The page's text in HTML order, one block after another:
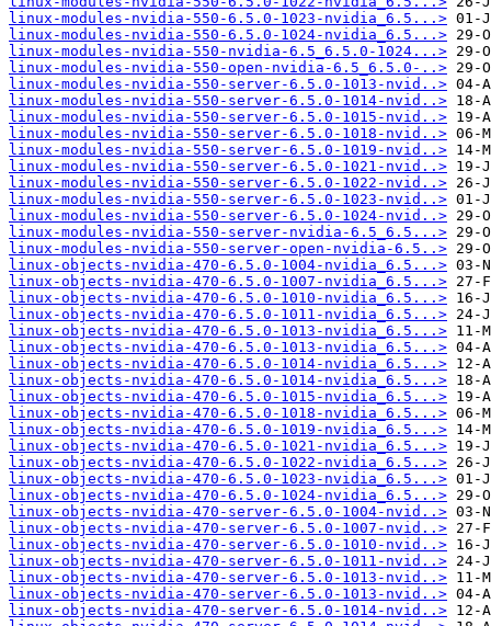
linux-modules-nvidia-550-6.5.0-1023-nvidia_6.5...>
linux-modules-nvidia-550-6.5.0-1024-nvidia_6.5...>
linux-modules-nvidia-550-nvidia-6.5_6.5.0-1024...>
linux-modules-nvidia-550-open-nvidia-6.5_6.5.0-..>
linux-modules-nvidia-550-server-6.5.0-1013-nvid..>
linux-modules-nvidia-550-server-6.5.0-1014-nvid..>
linux-modules-nvidia-550-server-6.5.0-1015-nvid..>
linux-modules-nvidia-550-server-6.5.0-1018-nvid..>
linux-modules-nvidia-550-server-6.5.0-1019-nvid..>
linux-modules-nvidia-550-server-6.5.0-1021-nvid..>
linux-modules-nvidia-550-server-6.5.0-1022-nvid..>
linux-modules-nvidia-550-server-6.5.0-1023-nvid..>
linux-modules-nvidia-550-server-6.5.0-1024-nvid..>
linux-modules-nvidia-550-server-nvidia-6.5_6.5...>
linux-modules-nvidia-550-server-open-nvidia-6.5..>
linux-objects-nvidia-470-6.5.0-1004-nvidia_6.5...>
linux-objects-nvidia-470-6.5.0-1007-nvidia_6.5...>
linux-objects-nvidia-470-6.5.0-1010-nvidia_6.5...>
linux-objects-nvidia-470-6.5.0-1011-nvidia_6.5...>
linux-objects-nvidia-470-6.5.0-1013-nvidia_6.5...>
linux-objects-nvidia-470-6.5.0-1013-nvidia_6.5...>
linux-objects-nvidia-470-6.5.0-1014-nvidia_6.5...>
linux-objects-nvidia-470-6.5.0-1014-nvidia_6.5...>
linux-objects-nvidia-470-6.5.0-1015-nvidia_6.5...>
linux-objects-nvidia-470-6.5.0-1018-nvidia_6.5...>
linux-objects-nvidia-470-6.5.0-1019-nvidia_6.5...>
linux-objects-nvidia-470-6.5.0-1021-nvidia_6.5...>
linux-objects-nvidia-470-6.5.0-1022-nvidia_6.5...>
linux-objects-nvidia-470-6.5.0-1023-nvidia_6.5...>
linux-objects-nvidia-470-6.5.0-1024-nvidia_6.5...>
linux-objects-nvidia-470-server-6.5.0-1004-nvid..>
linux-objects-nvidia-470-server-6.5.0-1007-nvid..>
linux-objects-nvidia-470-server-6.5.0-1010-nvid..>
linux-objects-nvidia-470-server-6.5.0-1011-nvid..>
linux-objects-nvidia-470-server-6.5.0-1013-nvid..>
linux-objects-nvidia-470-server-6.5.0-1013-nvid..>
linux-objects-nvidia-470-server-6.5.0-1014-nvid..>